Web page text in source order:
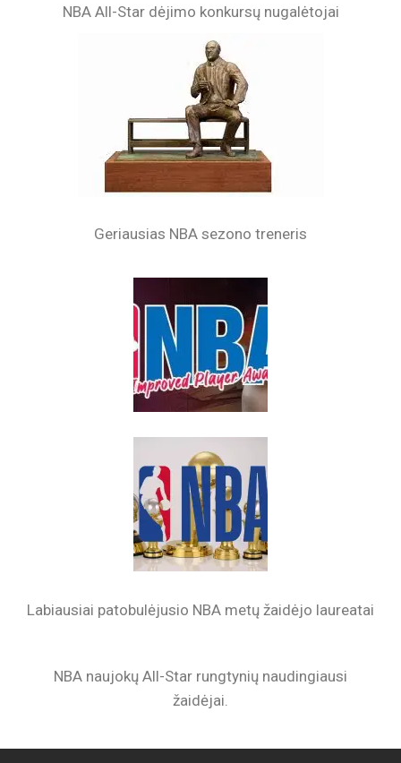
NBA All-Star dėjimo konkursų nugalėtojai
Geriausias NBA sezono treneris
Labiausiai patobulėjusio NBA metų žaidėjo laureatai
NBA naujokų All-Star rungtynių naudingiausi
žaidėjai.